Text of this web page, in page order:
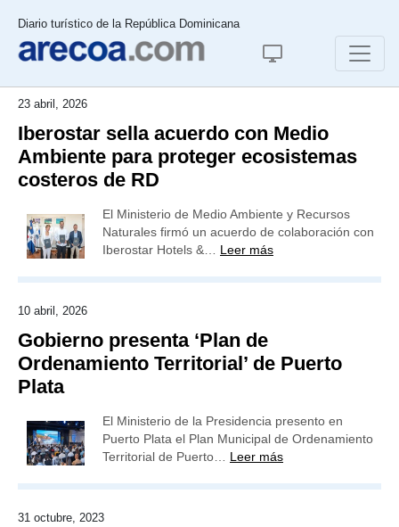
Diario turístico de la República Dominicana
23 abril, 2026
Iberostar sella acuerdo con Medio
Ambiente para proteger ecosistemas
costeros de RD
El Ministerio de Medio Ambiente y Recursos
Naturales firmó un acuerdo de colaboración con
Iberostar Hotels &… Leer más
10 abril, 2026
Gobierno presenta ‘Plan de
Ordenamiento Territorial’ de Puerto
Plata
El Ministerio de la Presidencia presento en
Puerto Plata el Plan Municipal de Ordenamiento
Territorial de Puerto… Leer más
31 octubre, 2023